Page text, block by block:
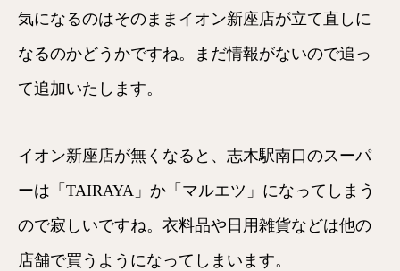
気になるのはそのままイオン新座店が立て直しに
なるのかどうかですね。まだ情報がないので追っ
て追加いたします。
イオン新座店が無くなると、志木駅南口のスーパ
ーは「TAIRAYA」か「マルエツ」になってしまう
ので寂しいですね。衣料品や日用雑貨などは他の
店舗で買うようになってしまいます。